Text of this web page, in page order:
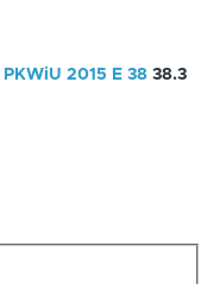
PKWiU 2015 E 38 38.3